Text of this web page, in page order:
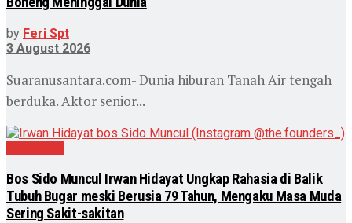
by Feri Spt
3 August 2026
Suaranusantara.com- Dunia hiburan Tanah Air tengah
berduka. Aktor senior...
Bos Sido Muncul Irwan Hidayat Ungkap Rahasia di Balik
Tubuh Bugar meski Berusia 79 Tahun, Mengaku Masa Muda
Sering Sakit-sakitan